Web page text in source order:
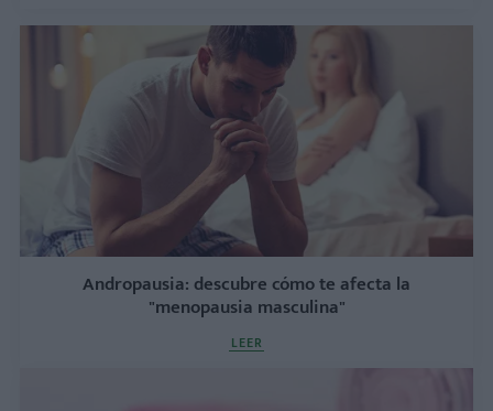
Andropausia: descubre cómo te afecta la
"menopausia masculina"
LEER